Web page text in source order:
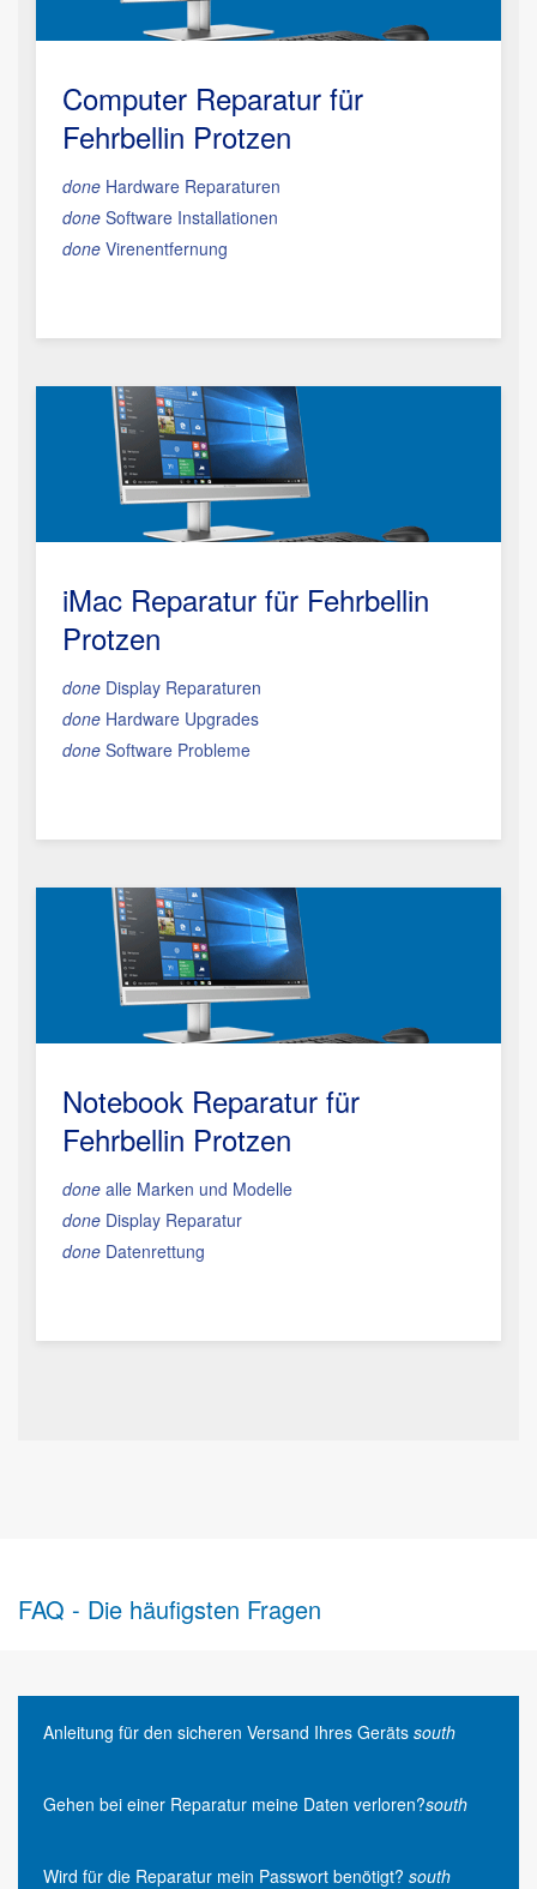
Computer Reparatur für
Fehrbellin Protzen
done Hardware Reparaturen
done Software Installationen
done Virenentfernung
iMac Reparatur für Fehrbellin
Protzen
done Display Reparaturen
done Hardware Upgrades
done Software Probleme
Notebook Reparatur für
Fehrbellin Protzen
done alle Marken und Modelle
done Display Reparatur
done Datenrettung
FAQ - Die häufigsten Fragen
Anleitung für den sicheren Versand Ihres Geräts south
Gehen bei einer Reparatur meine Daten verloren?south
Wird für die Reparatur mein Passwort benötigt? south